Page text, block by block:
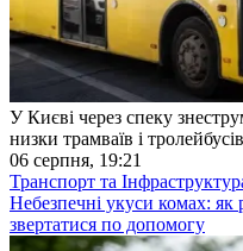
У Києві через спеку
низки трамваїв і тролейбусів
06 серпня, 19:21
Транспорт та
Небезпечні укуси комах: як
звертатися по допомогу